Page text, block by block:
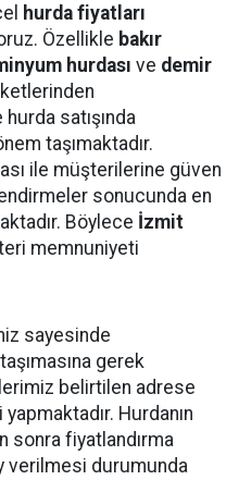
hurda fiyatları
Özellikle bakır
hurdası ve demir
satışında
taşımaktadır.
ile müşterilerine güven
sonucunda en
Böylece İzmit
memnuniyeti
sayesinde
gerek
belirtilen adrese
Hurdanın
sonra fiyatlandırma
verilmesi durumunda